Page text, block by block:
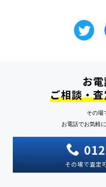
お
ご相談・
その場
お電話でお気軽
その場で査定